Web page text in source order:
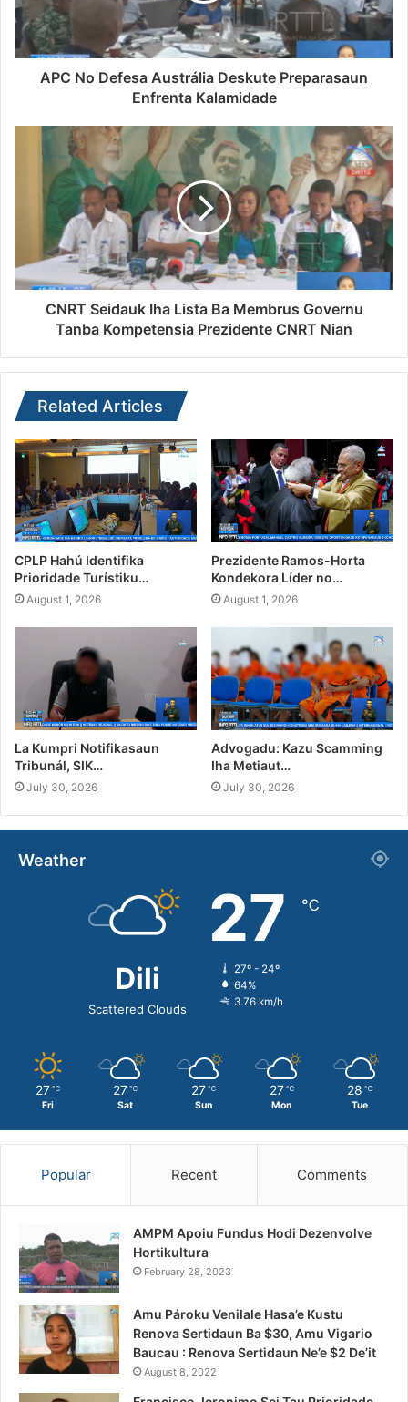
APC No Defesa Austrália Deskute Preparasaun
Enfrenta Kalamidade
CNRT Seidauk Iha Lista Ba Membrus Governu
Tanba Kompetensia Prezidente CNRT Nian
Related Articles
CPLP Hahú Identifika
Prioridade Turístiku…
August 1, 2026
Prezidente Ramos-Horta
Kondekora Líder no…
August 1, 2026
La Kumpri Notifikasaun
Tribunál, SIK…
July 30, 2026
Advogadu: Kazu Scamming
Iha Metiaut…
July 30, 2026
Weather
Dili
Scattered Clouds
27 ℃
27º - 24º
64%
3.76 km/h
27 ℃
Fri
27 ℃
Sat
27 ℃
Sun
27 ℃
Mon
28 ℃
Tue
Popular Recent Comments
AMPM Apoiu Fundus Hodi Dezenvolve
Hortikultura
February 28, 2023
Amu Pároku Venilale Hasa’e Kustu
Renova Sertidaun Ba $30, Amu Vigario
Baucau : Renova Sertidaun Ne’e $2 De’it
August 8, 2022